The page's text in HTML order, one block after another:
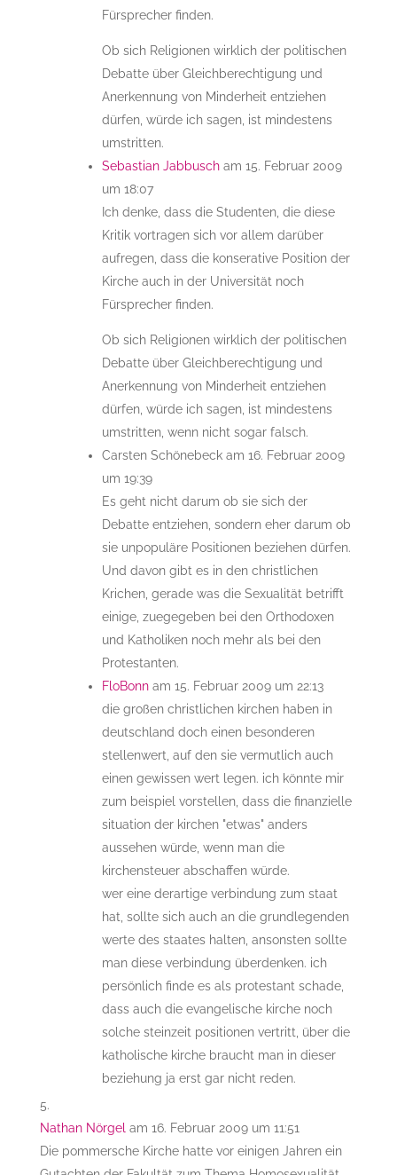
Fürsprecher finden.
Ob sich Religionen wirklich der politischen
Debatte über Gleichberechtigung und
Anerkennung von Minderheit entziehen
dürfen, würde ich sagen, ist mindestens
umstritten.
Sebastian Jabbusch am 15. Februar 2009
um 18:07
Ich denke, dass die Studenten, die diese
Kritik vortragen sich vor allem darüber
aufregen, dass die konserative Position der
Kirche auch in der Universität noch
Fürsprecher finden.
Ob sich Religionen wirklich der politischen
Debatte über Gleichberechtigung und
Anerkennung von Minderheit entziehen
dürfen, würde ich sagen, ist mindestens
umstritten, wenn nicht sogar falsch.
Carsten Schönebeck am 16. Februar 2009
um 19:39
Es geht nicht darum ob sie sich der
Debatte entziehen, sondern eher darum ob
sie unpopuläre Positionen beziehen dürfen.
Und davon gibt es in den christlichen
Krichen, gerade was die Sexualität betrifft
einige, zuegegeben bei den Orthodoxen
und Katholiken noch mehr als bei den
Protestanten.
FloBonn am 15. Februar 2009 um 22:13
die großen christlichen kirchen haben in
deutschland doch einen besonderen
stellenwert, auf den sie vermutlich auch
einen gewissen wert legen. ich könnte mir
zum beispiel vorstellen, dass die finanzielle
situation der kirchen "etwas" anders
aussehen würde, wenn man die
kirchensteuer abschaffen würde.
wer eine derartige verbindung zum staat
hat, sollte sich auch an die grundlegenden
werte des staates halten, ansonsten sollte
man diese verbindung überdenken. ich
persönlich finde es als protestant schade,
dass auch die evangelische kirche noch
solche steinzeit positionen vertritt, über die
katholische kirche braucht man in dieser
beziehung ja erst gar nicht reden.
Nathan Nörgel am 16. Februar 2009 um 11:51
Die pommersche Kirche hatte vor einigen Jahren ein